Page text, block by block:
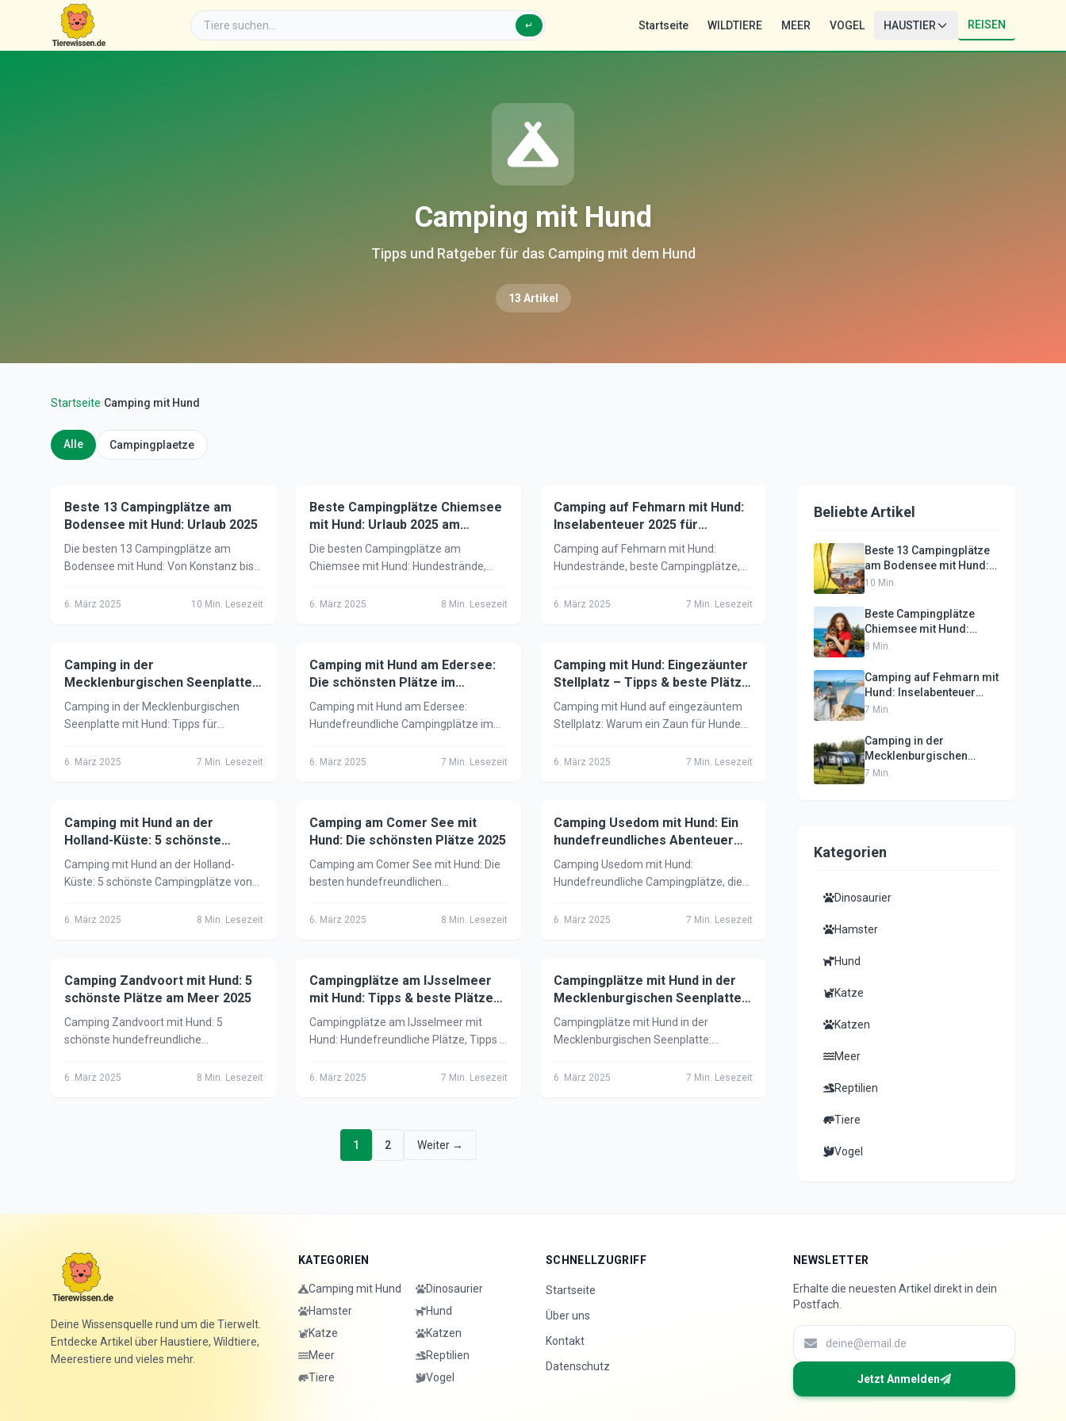
↵ Startseite WILDTIERE MEER VOGEL HAUSTIER REISEN
Camping mit Hund
Tipps und Ratgeber für das Camping mit dem Hund
13 Artikel
Startseite›Camping mit Hund
Alle Campingplaetze
🏕️ Camping mit Hund
Beste 13 Campingplätze am
Bodensee mit Hund: Urlaub 2025
Die besten 13 Campingplätze am
Bodensee mit Hund: Von Konstanz bis
Deutschland, Österreich & der Schweiz
6. März 2025 10 Min. Lesezeit
🏕️ Camping mit Hund
Beste Campingplätze Chiemsee
mit Hund: Urlaub 2025 am
Bayerischen Meer
Die besten Campingplätze am
Chiemsee mit Hund: Hundestrände,
für einen perfekten Urlaub am
6. März 2025 8 Min. Lesezeit
🏕️ Camping mit Hund
Camping auf Fehmarn mit Hund:
Inselabenteuer 2025 für
Hundebesitzer
Camping auf Fehmarn mit Hund:
Hundestrände, beste Campingplätze,
sonnigsten Insel Deutschlands. Jetzt
6. März 2025 7 Min. Lesezeit
🏕️ Camping mit Hund
Camping in der
Mecklenburgischen Seenplatte
mit Hund: Tipps & Plätze 2025
Camping in der Mecklenburgischen
Seenplatte mit Hund: Tipps für
Aktivitäten, Seen & Wanderungen im
6. März 2025 7 Min. Lesezeit
🏕️ Camping mit Hund
Camping mit Hund am Edersee:
Die schönsten Plätze im
Naturpark 2025
Camping mit Hund am Edersee:
Hundefreundliche Campingplätze im
Ausflugsziele und Infos für den
6. März 2025 7 Min. Lesezeit
🏕️ Camping mit Hund
Camping mit Hund: Eingezäunter
Stellplatz – Tipps & beste Plätze
2025
Camping mit Hund auf eingezäuntem
Stellplatz: Warum ein Zaun für Hunde
Tipps für entspanntes Camping ohne
6. März 2025 7 Min. Lesezeit
🏕️ Camping mit Hund
Camping mit Hund an der
Holland-Küste: 5 schönste
Campingplätze 2025
Camping mit Hund an der Holland-
Küste: 5 schönste Campingplätze von
Hundestrände, Tipps & Infos für deinen
6. März 2025 8 Min. Lesezeit
🏕️ Camping mit Hund
Camping am Comer See mit
Hund: Die schönsten Plätze 2025
Camping am Comer See mit Hund: Die
besten hundefreundlichen
Leinenpflicht & Ausflugsziele direkt am
6. März 2025 8 Min. Lesezeit
🏕️ Camping mit Hund
Camping Usedom mit Hund: Ein
hundefreundliches Abenteuer
2025
Camping Usedom mit Hund:
Hundefreundliche Campingplätze, die
Ausflugsziele für ein unvergessliches
6. März 2025 7 Min. Lesezeit
🏕️ Camping mit Hund
Camping Zandvoort mit Hund: 5
schönste Plätze am Meer 2025
Camping Zandvoort mit Hund: 5
schönste hundefreundliche
Infos für den perfekten Strandurlaub
6. März 2025 8 Min. Lesezeit
🏕️ Camping mit Hund
Campingplätze am IJsselmeer
mit Hund: Tipps & beste Plätze
2025
Campingplätze am IJsselmeer mit
Hund: Hundefreundliche Plätze, Tipps &
Binnenwassser der Niederlande.
6. März 2025 7 Min. Lesezeit
🏕️ Camping mit Hund
Campingplätze mit Hund in der
Mecklenburgischen Seenplatte
2025
Campingplätze mit Hund in der
Mecklenburgischen Seenplatte:
& Tipps für den perfekten Hundecamp-
6. März 2025 7 Min. Lesezeit
1 2 Weiter →
Beliebte Artikel
Beste 13 Campingplätze
am Bodensee mit Hund:
Urlaub 2025
10 Min.
Beste Campingplätze
Chiemsee mit Hund:
Urlaub 2025 am
8 Min.
Camping auf Fehmarn mit
Hund: Inselabenteuer
2025 für Hundebesitzer
7 Min.
Camping in der
Mecklenburgischen
Seenplatte mit Hund:
7 Min.
Kategorien
Dinosaurier
Hamster
Hund
Katze
Katzen
Meer
Reptilien
Tiere
Vogel
Deine Wissensquelle rund um die Tierwelt.
Entdecke Artikel über Haustiere, Wildtiere,
Meerestiere und vieles mehr.
KATEGORIEN
Camping mit Hund
Dinosaurier
Hamster
Hund
Katze
Katzen
Meer
Reptilien
Tiere
Vogel
SCHNELLZUGRIFF
Startseite
Über uns
Kontakt
Datenschutz
NEWSLETTER
Erhalte die neuesten Artikel direkt in dein
Postfach.
Jetzt Anmelden